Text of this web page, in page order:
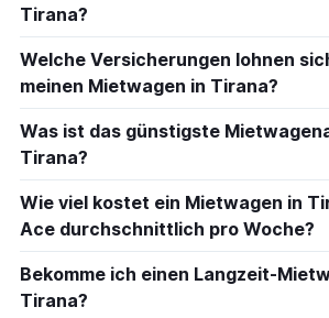
Tirana?
Welche Versicherungen lohnen
meinen Mietwagen in Tirana?
Was ist das günstigste
Tirana?
Wie viel kostet ein Mietwagen in
Ace durchschnittlich pro Woche?
Bekomme ich einen Langzeit-
Tirana?